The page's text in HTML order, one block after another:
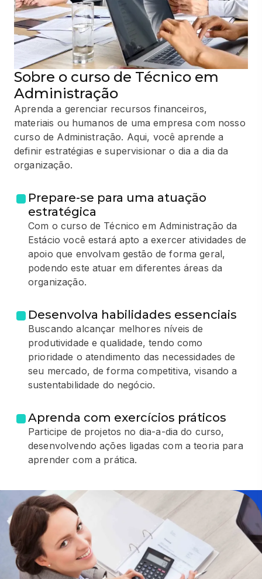
Sobre o curso de Técnico em
Administração
Aprenda a gerenciar recursos financeiros,
materiais ou humanos de uma empresa com nosso
curso de Administração. Aqui, você aprende a
definir estratégias e supervisionar o dia a dia da
organização.
Prepare-se para uma atuação
estratégica
Com o curso de Técnico em Administração da
Estácio você estará apto a exercer atividades de
apoio que envolvam gestão de forma geral,
podendo este atuar em diferentes áreas da
organização.
Desenvolva habilidades essenciais
Buscando alcançar melhores níveis de
produtividade e qualidade, tendo como
prioridade o atendimento das necessidades de
seu mercado, de forma competitiva, visando a
sustentabilidade do negócio.
Aprenda com exercícios práticos
Participe de projetos no dia-a-dia do curso,
desenvolvendo ações ligadas com a teoria para
aprender com a prática.